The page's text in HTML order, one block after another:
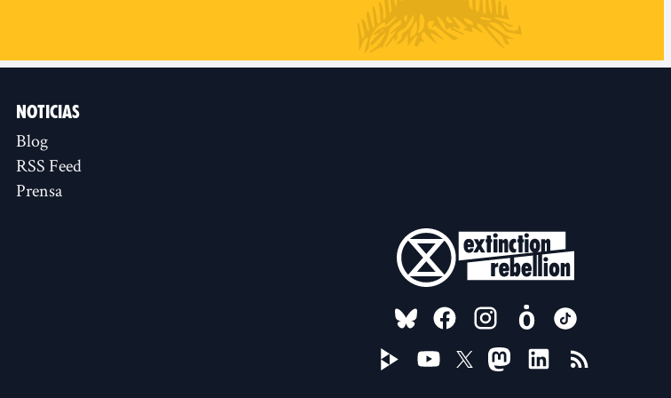
NOTICIAS
Blog
RSS Feed
Prensa
FOLLOW US ON